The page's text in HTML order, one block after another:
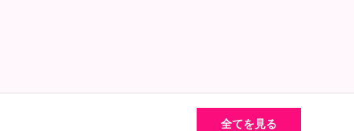
全てを見る